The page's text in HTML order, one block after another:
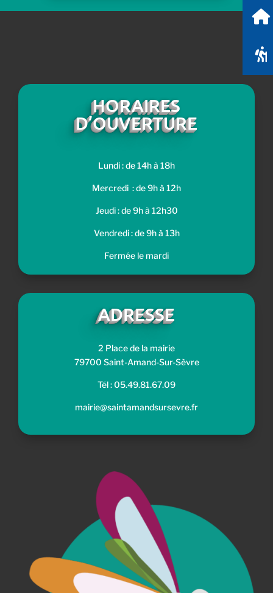
HORAIRES
D’OUVERTURE
Lundi : de 14h à 18h
Mercredi : de 9h à 12h
Jeudi : de 9h à 12h30
Vendredi : de 9h à 13h
Fermée le mardi
ADRESSE
2 Place de la mairie
79700 Saint-Amand-Sur-Sèvre
Tél : 05.49.81.67.09
mairie@saintamandsursevre.fr